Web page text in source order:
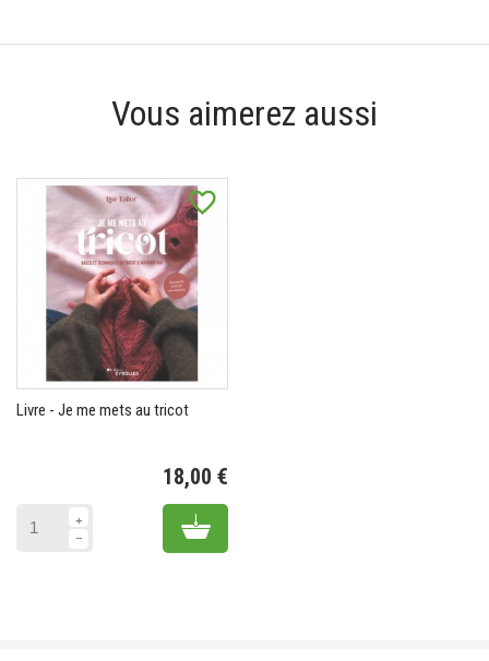
Vous aimerez aussi
favorite_border
Livre - Je me mets au tricot
18,00 €
Add to cart